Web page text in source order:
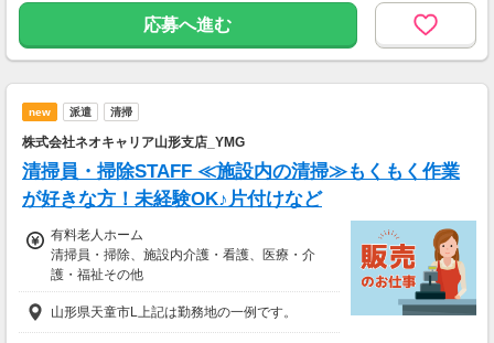
※資格手当あり（時給50円～UP/資格の種類に
よって異なる）
※日払いも週払いOK（規定あり）
週払い：金曜日締め最短翌週火曜日にお給料GE
T♪
※交通費：別途全額支給
※車・バイク通勤に関して施設により異なる場
応募へ進む
new 派遣 清掃
株式会社ネオキャリア山形支店_YMG
清掃員・掃除STAFF ≪施設内の清掃≫もくもく作業
が好きな方！未経験OK♪片付けなど
有料老人ホーム
清掃員・掃除、施設内介護・看護、医療・介
護・福祉その他
時給1,300円
【経験・お持ちの資格によって異なります】
■未経験の方（無資格）：時給1300円～
山形県天童市L上記は勤務地の一例です。